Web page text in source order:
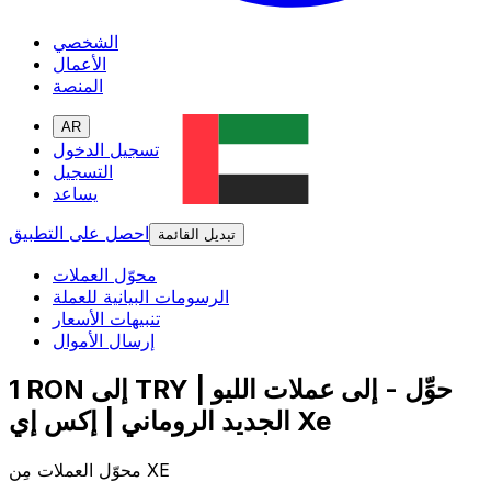
الشخصي
الأعمال
المنصة
AR
تسجيل الدخول
التسجيل
يساعد
احصل على التطبيق
تبديل القائمة
محوّل العملات
الرسومات البيانية للعملة
تنبيهات الأسعار
إرسال الأموال
1 RON إلى TRY | حوِّل - إلى عملات الليو
الجديد الروماني | إكس إي Xe
محوّل العملات مِن XE